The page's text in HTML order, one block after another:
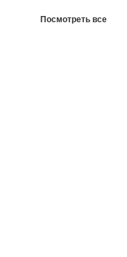
Посмотреть все